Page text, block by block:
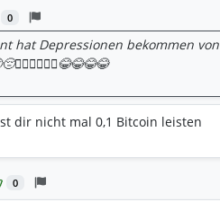
0
hat Depressionen bekommen von
dir nicht mal 0,1 Bitcoin leisten
0